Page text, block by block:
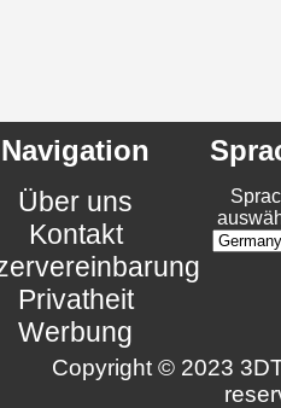
Navigation
Über uns
Kontakt
Privatheit
Werbung
Copyright © 2023